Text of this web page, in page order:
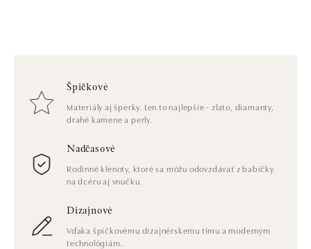
Špičkové
Materiály aj šperky. Len to najlepšie - zlato, diamanty,
drahé kamene a perly.
Nadčasové
Rodinné klenoty, ktoré sa môžu odovzdávať z babičky
na dcéru aj vnučku.
Dizajnové
Vďaka špičkovému dizajnérskemu tímu a moderným
technológiám.